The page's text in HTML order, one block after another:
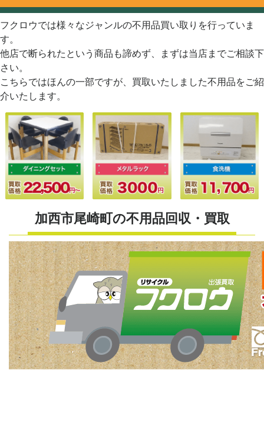
フクロウでは様々なジャンルの不用品買い取りを行っていま
す。
他店で断られたという商品も諦めず、まずは当店までご相談下
さい。
こちらではほんの一部ですが、買取いたしました不用品をご紹
介いたします。
加西市尾崎町の不用品回収・買取